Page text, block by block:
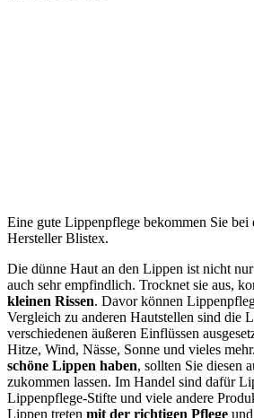
Eine gute Lippenpflege bekommen Sie bei
Hersteller Blistex.
Die dünne Haut an den Lippen ist nicht nur
auch sehr empfindlich. Trocknet sie aus,
kleinen Rissen. Davor können
Vergleich zu anderen Hautstellen sind die
verschiedenen äußeren Einflüssen
Hitze, Wind, Nässe, Sonne und vieles
schöne Lippen haben, sollten Sie diesen
zukommen lassen. Im Handel sind dafür
Lippenpflege-Stifte und viele andere
Lippen treten mit der richtigen Pflege